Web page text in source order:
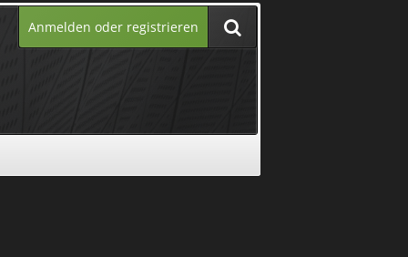
Anmelden oder registrieren